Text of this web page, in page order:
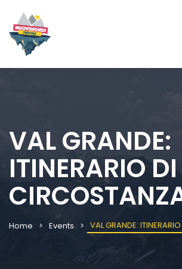
VAL GRANDE:
ITINERARIO DI
Home Events VAL GRANDE: